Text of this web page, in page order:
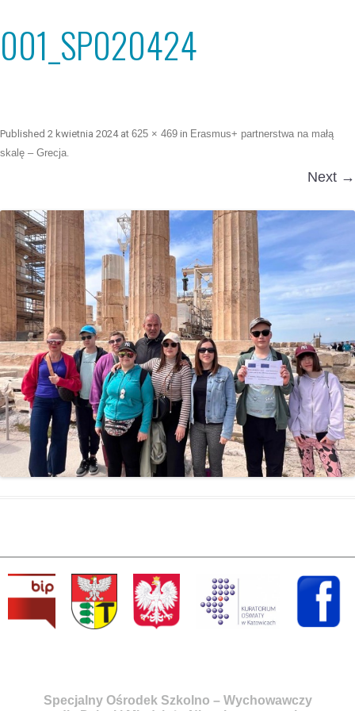
001_SP020424
Published 2 kwietnia 2024at 625 × 469 in Erasmus+ partnerstwa na małą
skalę – Grecja.
Next →
Specjalny Ośrodek Szkolno – Wychowawczy